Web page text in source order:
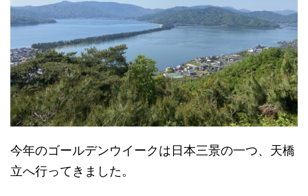
今年のゴールデンウイークは日本三景の一つ、天橋
立へ行ってきました。